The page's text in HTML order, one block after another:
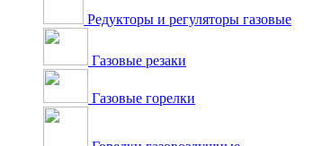
Редукторы и регуляторы газовые
Газовые резаки
Газовые горелки